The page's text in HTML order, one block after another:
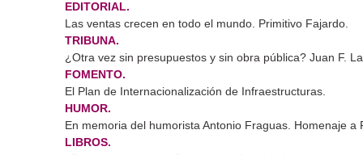
EDITORIAL.
Las ventas crecen en todo el mundo. Primitivo Fajardo.
TRIBUNA.
¿Otra vez sin presupuestos y sin obra pública? Juan F.
FOMENTO.
El Plan de Internacionalización de Infraestructuras.
HUMOR.
En memoria del humorista Antonio Fraguas. Homenaje a
LIBROS.